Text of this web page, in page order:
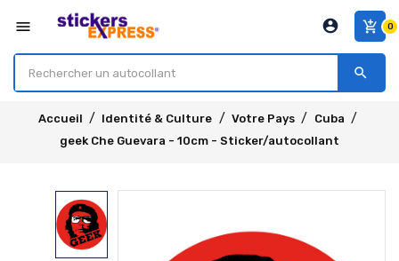
menu add_shopping_cart 0
account_circle
search
Accueil Identité & Culture Votre Pays
Cuba
geek Che Guevara - 10cm - Sticker/autocollant